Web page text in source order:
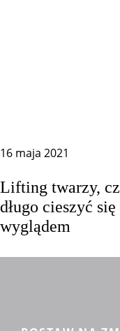
16 maja 2021
Lifting twarzy,
długo cieszyć
wyglądem